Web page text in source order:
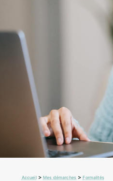
Accueil>Mes démarches >Formalités